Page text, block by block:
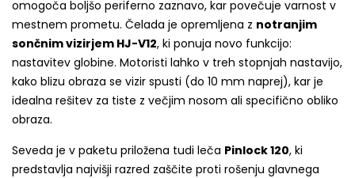
omogoča boljšo periferno zaznavo, kar povečuje varnost v
mestnem prometu. Čelada je opremljena z notranjim
sončnim vizirjem HJ-V12, ki ponuja novo funkcijo:
nastavitev globine. Motoristi lahko v treh stopnjah nastavijo,
kako blizu obraza se vizir spusti (do 10 mm naprej), kar je
idealna rešitev za tiste z večjim nosom ali specifično obliko
obraza.
Seveda je v paketu priložena tudi leča Pinlock 120, ki
predstavlja najvišji razred zaščite proti rošenju glavnega